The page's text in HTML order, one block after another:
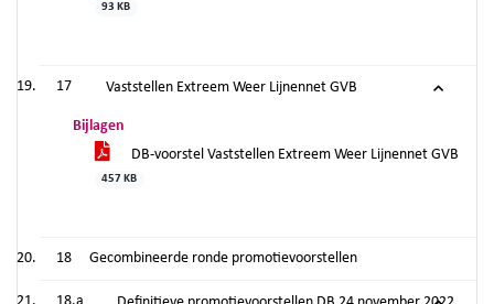
93 KB
17 Vaststellen Extreem Weer Lijnennet GVB
Bijlagen
DB-voorstel Vaststellen Extreem Weer Lijnennet GVB
457 KB
18 Gecombineerde ronde promotievoorstellen